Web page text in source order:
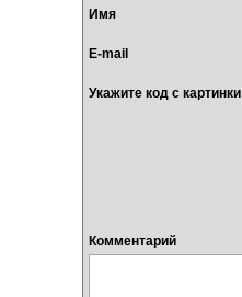
Имя
E-mail
Укажите код с картинки
Комментарий